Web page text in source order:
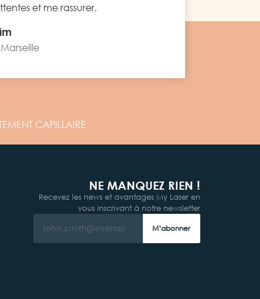
et me rassurer.
CAPILLAIRE
NE MANQUEZ RIEN !
Recevez les news et avantages My Laser en
vous inscrivant à notre newsletter
M’abonner